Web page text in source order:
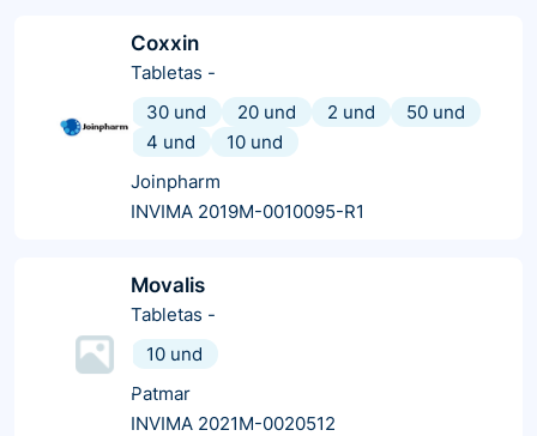
Coxxin
Tabletas -
30 und
20 und 2 und
50 und
4 und
10 und
Joinpharm
INVIMA 2019M-0010095-R1
Movalis
Tabletas -
10 und
Patmar
INVIMA 2021M-0020512